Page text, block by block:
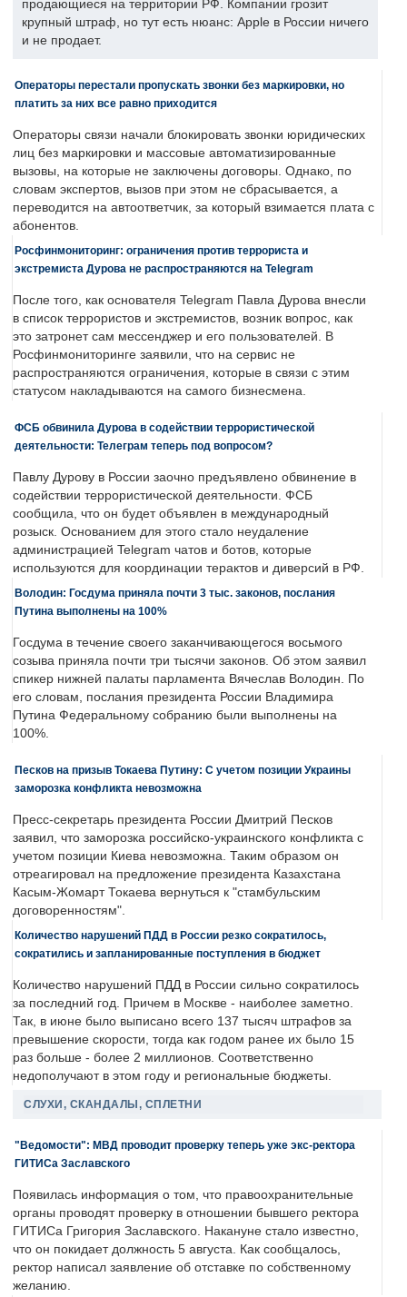
продающиеся на территории РФ. Компании грозит
крупный штраф, но тут есть нюанс: Apple в России ничего
и не продает.
Операторы перестали пропускать звонки без маркировки, но
платить за них все равно приходится
Операторы связи начали блокировать звонки юридических
лиц без маркировки и массовые автоматизированные
вызовы, на которые не заключены договоры. Однако, по
словам экспертов, вызов при этом не сбрасывается, а
переводится на автоответчик, за который взимается плата с
абонентов.
Росфинмониторинг: ограничения против террориста и
экстремиста Дурова не распространяются на Telegram
После того, как основателя Telegram Павла Дурова внесли
в список террористов и экстремистов, возник вопрос, как
это затронет сам мессенджер и его пользователей. В
Росфинмониторинге заявили, что на сервис не
распространяются ограничения, которые в связи с этим
статусом накладываются на самого бизнесмена.
ФСБ обвинила Дурова в содействии террористической
деятельности: Телеграм теперь под вопросом?
Павлу Дурову в России заочно предъявлено обвинение в
содействии террористической деятельности. ФСБ
сообщила, что он будет объявлен в международный
розыск. Основанием для этого стало неудаление
администрацией Telegram чатов и ботов, которые
используются для координации терактов и диверсий в РФ.
Володин: Госдума приняла почти 3 тыс. законов, послания
Путина выполнены на 100%
Госдума в течение своего заканчивающегося восьмого
созыва приняла почти три тысячи законов. Об этом заявил
спикер нижней палаты парламента Вячеслав Володин. По
его словам, послания президента России Владимира
Путина Федеральному собранию были выполнены на
100%.
Песков на призыв Токаева Путину: С учетом позиции Украины
заморозка конфликта невозможна
Пресс-секретарь президента России Дмитрий Песков
заявил, что заморозка российско-украинского конфликта с
учетом позиции Киева невозможна. Таким образом он
отреагировал на предложение президента Казахстана
Касым-Жомарт Токаева вернуться к "стамбульским
договоренностям".
Количество нарушений ПДД в России резко сократилось,
сократились и запланированные поступления в бюджет
Количество нарушений ПДД в России сильно сократилось
за последний год. Причем в Москве - наиболее заметно.
Так, в июне было выписано всего 137 тысяч штрафов за
превышение скорости, тогда как годом ранее их было 15
раз больше - более 2 миллионов. Соответственно
недополучают в этом году и региональные бюджеты.
СЛУХИ, СКАНДАЛЫ, СПЛЕТНИ
"Ведомости": МВД проводит проверку теперь уже экс-ректора
ГИТИСа Заславского
Появилась информация о том, что правоохранительные
органы проводят проверку в отношении бывшего ректора
ГИТИСа Григория Заславского. Накануне стало известно,
что он покидает должность 5 августа. Как сообщалось,
ректор написал заявление об отставке по собственному
желанию.